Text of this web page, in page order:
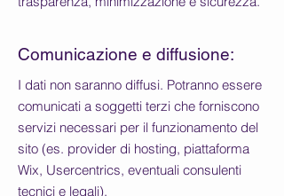
Comunicazione e diffusione:
I dati non saranno diffusi. Potranno essere
comunicati a soggetti terzi che forniscono
servizi necessari per il funzionamento del
sito (es. provider di hosting, piattaforma
Wix, Usercentrics, eventuali consulenti
tecnici e legali).